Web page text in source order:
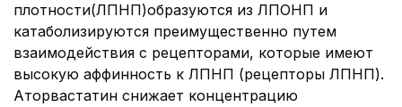
плотности(ЛПНП)образуются из ЛПОНП и
катаболизируются преимущественно путем
взаимодействия с рецепторами, которые имеют
высокую аффинность к ЛПНП (рецепторы ЛПНП).
Аторвастатин снижает концентрацию